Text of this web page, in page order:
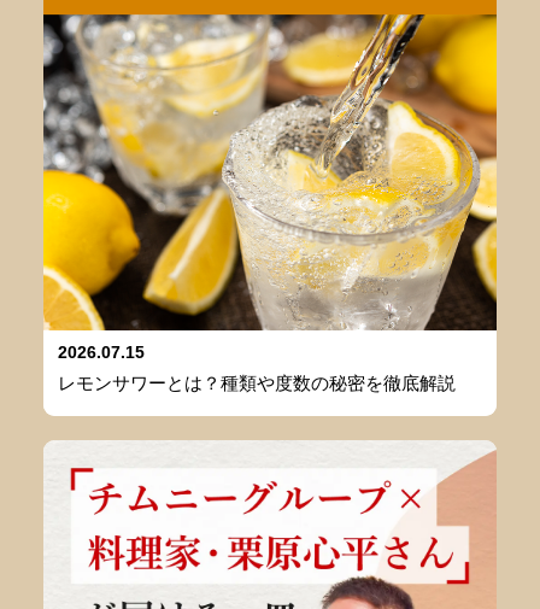
2026.07.15
レモンサワーとは？種類や度数の秘密を徹底解説